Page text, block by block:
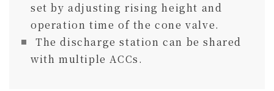
set by adjusting rising height and
operation time of the cone valve.
The discharge station can be shared
with multiple ACCs.